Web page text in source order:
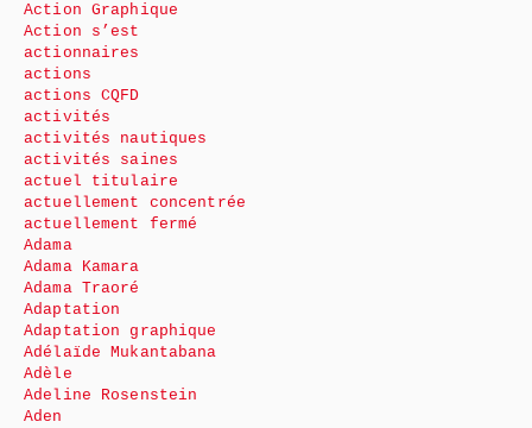
Action Graphique
Action s’est
actionnaires
actions
actions CQFD
activités
activités nautiques
activités saines
actuel titulaire
actuellement concentrée
actuellement fermé
Adama
Adama Kamara
Adama Traoré
Adaptation
Adaptation graphique
Adélaïde Mukantabana
Adèle
Adeline Rosenstein
Aden